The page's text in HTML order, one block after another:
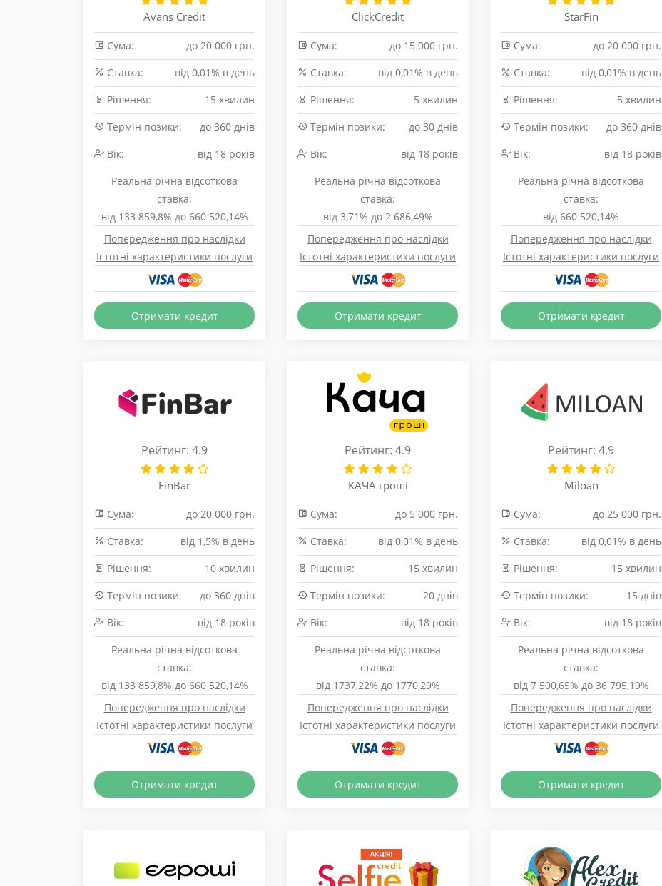
Avans Credit
Сума:
до 20 000 грн.
Cтавка:
від 0,01% в день
Рішення:
15 хвилин
Термін позики:
до 360 днів
Вік:
від 18 років
Реальна річна відсоткова
ставка:
від 133 859,8% до 660 520,14%
Попередження про наслідки
Істотні характеристики послуги
Отримати кредит
ClickCredit
Сума:
до 15 000 грн.
Cтавка:
від 0,01% в день
Рішення:
5 хвилин
Термін позики:
до 30 днів
Вік:
від 18 років
Реальна річна відсоткова
ставка:
від 3,71% до 2 686,49%
Попередження про наслідки
Істотні характеристики послуги
Отримати кредит
StarFin
Сума:
до 20 000 грн.
Cтавка:
від 0,01% в день
Рішення:
5 хвилин
Термін позики:
до 360 днів
Вік:
від 18 років
Реальна річна відсоткова
ставка:
від 660 520,14%
Попередження про наслідки
Істотні характеристики послуги
Отримати кредит
Рейтинг: 4.9
FinBar
Сума:
до 20 000 грн.
Cтавка:
від 1,5% в день
Рішення:
10 хвилин
Термін позики:
до 360 днів
Вік:
від 18 років
Реальна річна відсоткова
ставка:
від 133 859,8% до 660 520,14%
Попередження про наслідки
Істотні характеристики послуги
Отримати кредит
Рейтинг: 4.9
КАЧА гроші
Сума:
до 5 000 грн.
Cтавка:
від 0,01% в день
Рішення:
15 хвилин
Термін позики:
20 днів
Вік:
від 18 років
Реальна річна відсоткова
ставка:
від 1737,22% до 1770,29%
Попередження про наслідки
Істотні характеристики послуги
Отримати кредит
Рейтинг: 4.9
Miloan
Сума:
до 25 000 грн.
Cтавка:
від 0,01% в день
Рішення:
15 хвилин
Термін позики:
15 днів
Вік:
від 18 років
Реальна річна відсоткова
ставка:
від 7 500,65% до 36 795,19%
Попередження про наслідки
Істотні характеристики послуги
Отримати кредит